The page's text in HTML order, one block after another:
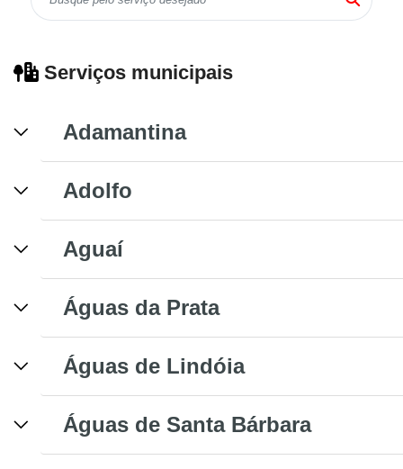
Serviços municipais
Adamantina
Adolfo
Aguaí
Águas da Prata
Águas de Lindóia
Águas de Santa Bárbara